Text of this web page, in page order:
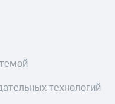
технологий